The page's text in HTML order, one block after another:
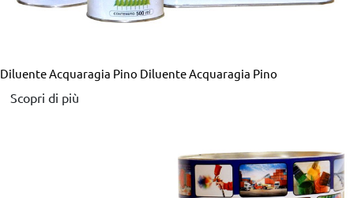
Diluente Acquaragia Pino Diluente Acquaragia Pino
Scopri di più